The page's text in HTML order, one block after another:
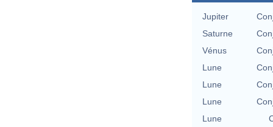
Jupiter
Saturne
Vénus
Lune
Lune
Lune
Lune